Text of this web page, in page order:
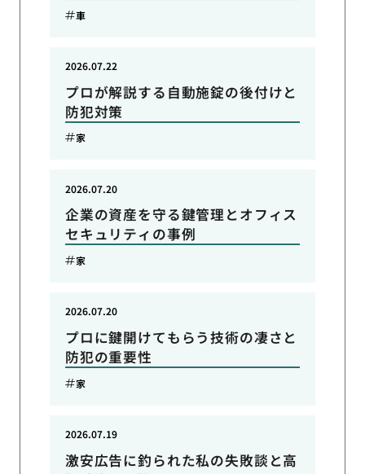
車
プロが解説する自動施錠の後付けと
防犯対策
2026.07.22
家
企業の資産を守る鍵管理とオフィス
セキュリティの事例
2026.07.20
家
プロに鍵開けてもらう技術の凄さと
防犯の重要性
2026.07.20
家
激安広告に釣られた私の失敗談と高
2026.07.19